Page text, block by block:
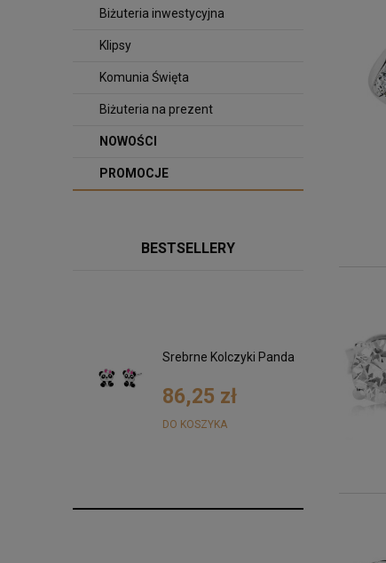
Biżuteria inwestycyjna
Klipsy
Komunia Święta
Biżuteria na prezent
NOWOŚCI
PROMOCJE
BESTSELLERY
Srebrne Kolczyki Panda
86,25 zł
DO KOSZYKA